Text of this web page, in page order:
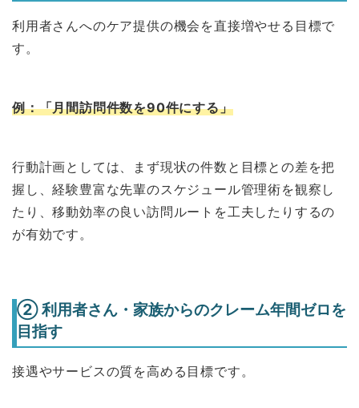
利用者さんへのケア提供の機会を直接増やせる目標で
す。
例：「月間訪問件数を90件にする」
行動計画としては、まず現状の件数と目標との差を把
握し、経験豊富な先輩のスケジュール管理術を観察し
たり、移動効率の良い訪問ルートを工夫したりするの
が有効です。
② 利用者さん・家族からのクレーム年間ゼロを
目指す
接遇やサービスの質を高める目標です。